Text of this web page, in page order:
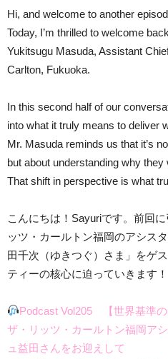
Hi, and welcome to another
Today, I’m thrilled to welcome
Yukitsugu Masuda, Assistant
Carlton, Fukuoka.
In this second half of our
into what it truly means to deliver
Mr. Masuda reminds us that it’s
but about understanding why they
That shift in perspective is what
こんにちは！Sayuriです。前回
ッツ・カールトン福岡のアシス
田千次（ゆきつぐ）さま」をゲ
ティーの核心に迫っていきます！
Podcast Vol205 【世界基準の
ザ・リッツ・カールトン福岡ア
ュ益田さんをお迎えして